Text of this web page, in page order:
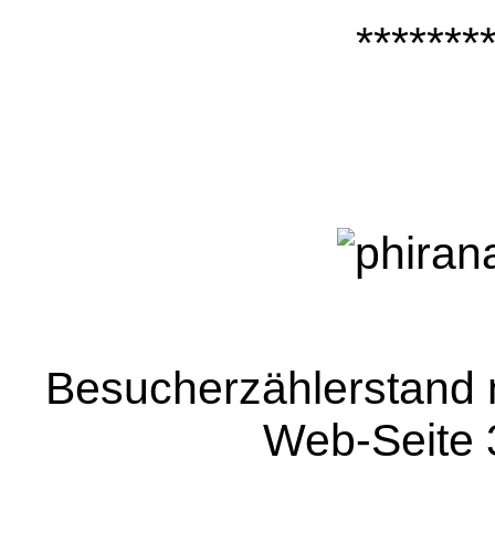
Besucherzählerstand
Web-Seite